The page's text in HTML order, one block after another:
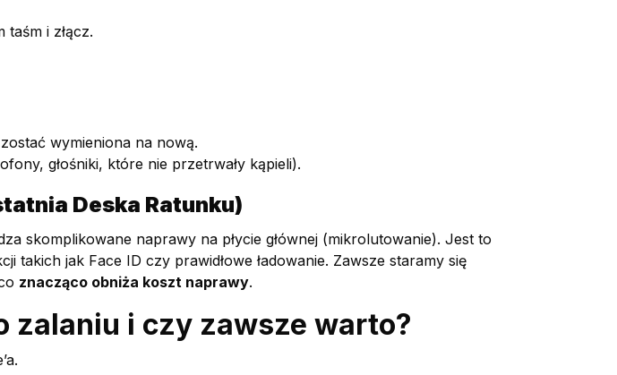
i złącz.
wymieniona na nową.
głośniki, które nie przetrwały kąpieli).
Deska Ratunku)
skomplikowane naprawy na płycie głównej (mikrolutowanie). Jest to
jak Face ID czy prawidłowe ładowanie. Zawsze staramy się
znacząco obniża koszt naprawy.
zalaniu i czy zawsze warto?